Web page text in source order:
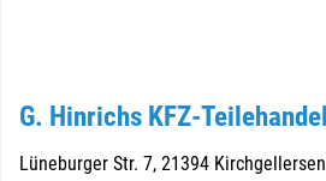
G. Hinrichs KFZ-Teilehandel
Lüneburger Str. 7, 21394 Kirchgellersen